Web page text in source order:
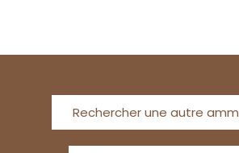
Rechercher une autre